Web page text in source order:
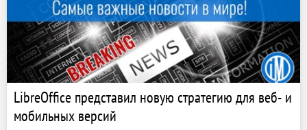
LibreOffice представил новую стратегию для веб- и
мобильных версий